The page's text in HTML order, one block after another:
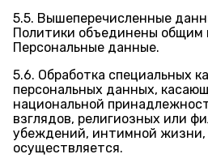
5.5. Вышеперечисленные
Политики объединены общим
Персональные данные.
5.6. Обработка специальных
персональных данных,
национальной
взглядов, религиозных или
убеждений, интимной жизни,
осуществляется.